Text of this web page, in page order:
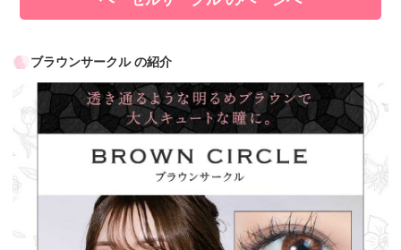
ブラウンサークル の紹介